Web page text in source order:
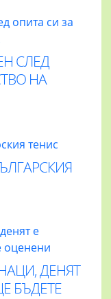
СЛЕД
НА
ДЕНЯТ
БЪДЕТЕ